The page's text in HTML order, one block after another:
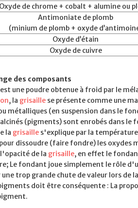
Oxyde de chrome + cobalt + alumine ou
Antimoniate de plomb
(minium de plomb + oxyde
Oxyde d’étain
Oxyde de cuivre
des composants
une poudre obtenue à froid par le
, la grisaillese présente comme une
métalliques (en suspension dans le
(pigments) sont enrobés dans le
la grisailles'explique par la
dissoudre (faire fondre) les oxydes
de la grisaille, en effet le
Le fondant joue simplement le rôle
trop grande chute de valeur lors de la
doit être conséquente : La